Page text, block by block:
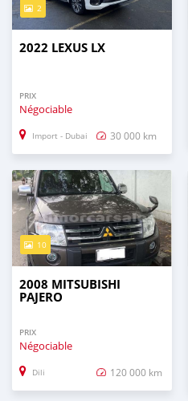
2
2022 LEXUS LX
PRIX
Négociable
Import - Dubai 30 000 km
10
2008 MITSUBISHI
PAJERO
PRIX
Négociable
Dili 120 000 km